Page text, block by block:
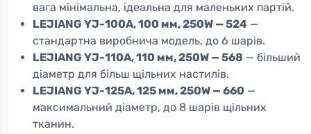
вага мінімальна, ідеальна для маленьких партій.
LEJIANG YJ-100A, 100 мм, 250W — 524 —
стандартна виробнича модель, до 6 шарів.
LEJIANG YJ-110A, 110 мм, 250W — 568 — більший
діаметр для більш щільних настилів.
LEJIANG YJ-125A, 125 мм, 250W — 660 —
максимальний діаметр, до 8 шарів щільних
тканин.